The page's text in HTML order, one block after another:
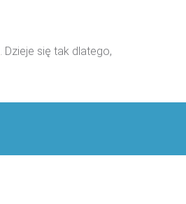
. Dzieje się tak dlatego,